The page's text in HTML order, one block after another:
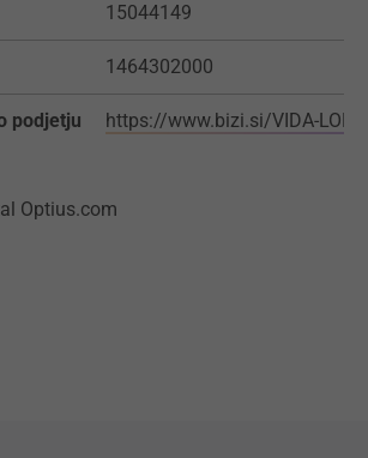
15044149
1464302000
podjetju https://www.bizi.si/VIDA-
Optius.com